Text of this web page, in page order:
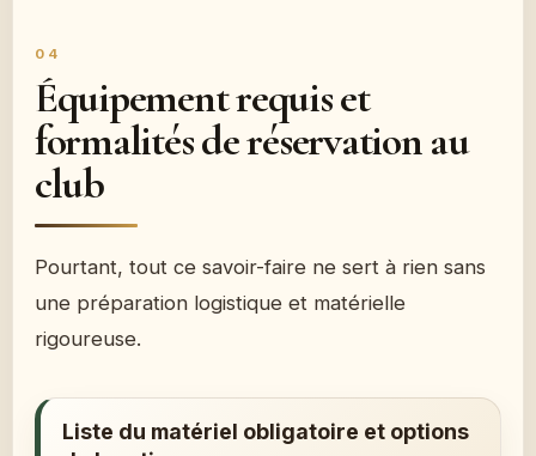
Équipement requis et
formalités de réservation au
club
Pourtant, tout ce savoir-faire ne sert à rien sans
une préparation logistique et matérielle
rigoureuse.
Liste du matériel obligatoire et options